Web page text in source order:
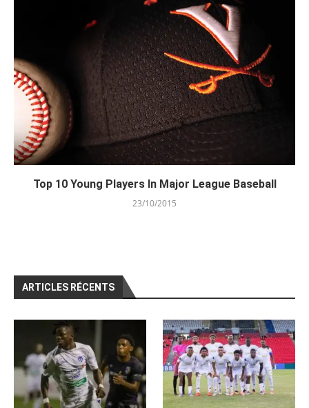
Top 10 Young Players In Major League Baseball
23/10/2015
ARTICLES RÉCENTS